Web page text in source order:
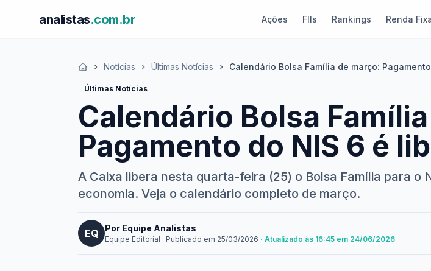
analistas.com.br Ações FIIs Rankings Renda
Início Notícias Últimas Notícias Calendário Bolsa Família de março:
Últimas Notícias
Calendário Bolsa
Pagamento do NIS 6 é
A Caixa libera nesta quarta-feira (25) o Bolsa Família para o
economia. Veja o calendário completo de março.
EQ Por Equipe Analistas
Equipe Editorial · Publicado em 25/03/2026 · Atualizado às 16:45 em 24/06/2026